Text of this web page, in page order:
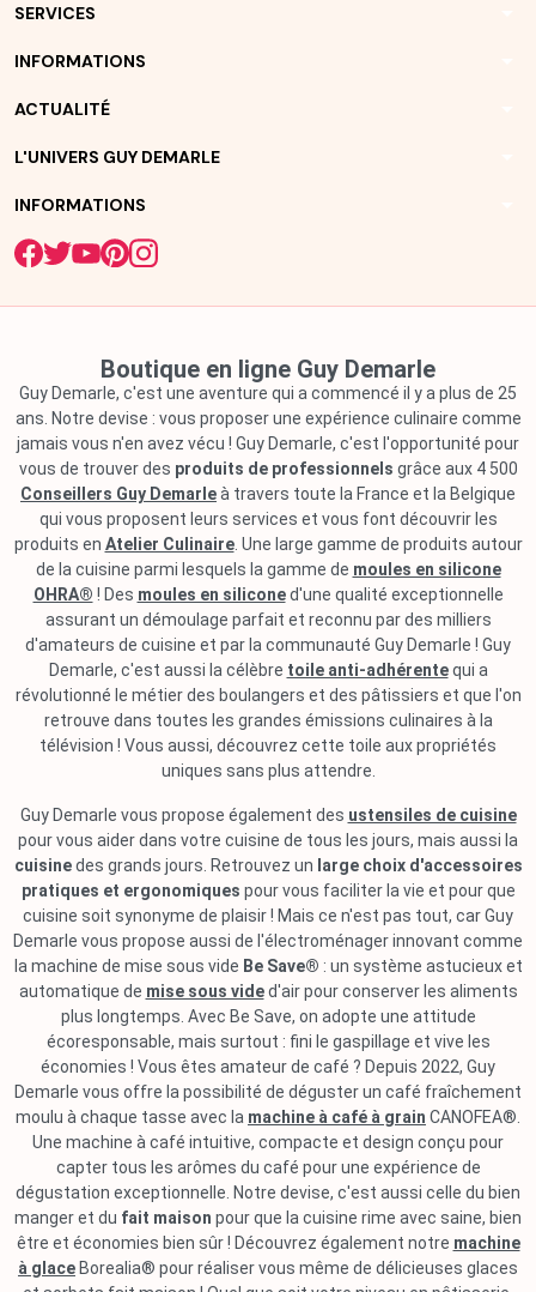
SERVICES
INFORMATIONS
ACTUALITÉ
L'UNIVERS GUY DEMARLE
INFORMATIONS
Boutique en ligne Guy Demarle
Guy Demarle, c'est une aventure qui a commencé il y a plus de 25
ans. Notre devise : vous proposer une expérience culinaire comme
jamais vous n'en avez vécu ! Guy Demarle, c'est l'opportunité pour
vous de trouver des produits de professionnels grâce aux 4 500
Conseillers Guy Demarleà travers toute la France et la Belgique
qui vous proposent leurs services et vous font découvrir les
produits en Atelier Culinaire. Une large gamme de produits autour
de la cuisine parmi lesquels la gamme de moules en silicone
OHRA® ! Des moules en siliconed'une qualité exceptionnelle
assurant un démoulage parfait et reconnu par des milliers
d'amateurs de cuisine et par la communauté Guy Demarle ! Guy
Demarle, c'est aussi la célèbre toile anti-adhérentequi a
révolutionné le métier des boulangers et des pâtissiers et que l'on
retrouve dans toutes les grandes émissions culinaires à la
télévision ! Vous aussi, découvrez cette toile aux propriétés
uniques sans plus attendre.
Guy Demarle vous propose également des ustensiles de cuisine
pour vous aider dans votre cuisine de tous les jours, mais aussi la
cuisinedes grands jours. Retrouvez un large choix d'accessoires
pratiques et ergonomiques pour vous faciliter la vie et pour que
cuisine soit synonyme de plaisir ! Mais ce n'est pas tout, car Guy
Demarle vous propose aussi de l'électroménager innovant comme
la machine de mise sous vide Be Save® : un système astucieux et
automatique de mise sous vided'air pour conserver les aliments
plus longtemps. Avec Be Save, on adopte une attitude
écoresponsable, mais surtout : fini le gaspillage et vive les
économies ! Vous êtes amateur de café ? Depuis 2022, Guy
Demarle vous offre la possibilité de déguster un café fraîchement
moulu à chaque tasse avec la machine à café à grain CANOFEA®.
Une machine à café intuitive, compacte et design conçu pour
capter tous les arômes du café pour une expérience de
dégustation exceptionnelle. Notre devise, c'est aussi celle du bien
manger et du fait maison pour que la cuisine rime avec saine, bien
être et économies bien sûr ! Découvrez également notre machine
à glace Borealia® pour réaliser vous même de délicieuses glaces